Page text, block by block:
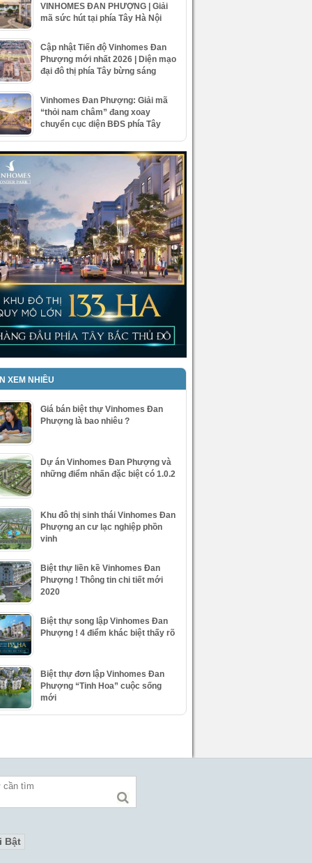
VINHOMES ĐAN PHƯỢNG | Giải
mã sức hút tại phía Tây Hà Nội
Cập nhật Tiến độ Vinhomes Đan
Phượng mới nhất 2026 | Diện mạo
đại đô thị phía Tây bừng sáng
Vinhomes Đan Phượng: Giải mã
“thỏi nam châm” đang xoay
chuyển cục diện BĐS phía Tây
XEM NHIỀU
Giá bán biệt thự Vinhomes Đan
Phượng là bao nhiêu ?
Dự án Vinhomes Đan Phượng và
những điểm nhấn đặc biệt có 1.0.2
Khu đô thị sinh thái Vinhomes Đan
Phượng an cư lạc nghiệp phồn
vinh
Biệt thự liền kề Vinhomes Đan
Phượng ! Thông tin chi tiết mới
2020
Biệt thự song lập Vinhomes Đan
Phượng ! 4 điểm khác biệt thấy rõ
Biệt thự đơn lập Vinhomes Đan
Phượng “Tinh Hoa” cuộc sống
mới
Bật